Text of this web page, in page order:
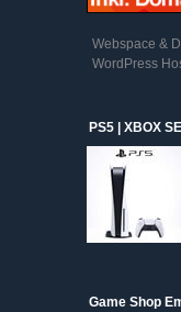
Webspace &
WordPress
PS5 | XBOX
Game Shop